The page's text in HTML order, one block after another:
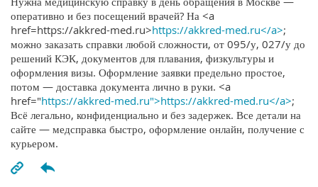
оперативно и без посещений врачей? На <a
href=https://akkred-med.ru>https://akkred-med.ru</a>;
можно заказать справки любой сложности, от 095/у, 027/у до
решений КЭК, документов для плавания, физкультуры и
оформления визы. Оформление заявки предельно простое,
потом — доставка документа лично в руки. <a
href="https://akkred-med.ru">https://akkred-med.ru</a>;
Всё легально, конфиденциально и без задержек. Все детали на
сайте — медсправка быстро, оформление онлайн, получение с
курьером.